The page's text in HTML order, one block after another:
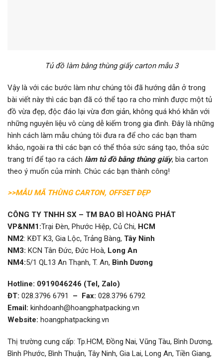
Tủ đồ làm bằng thùng giấy carton mẫu 3
Vậy là với các bước làm như chúng tôi đã hướng dẫn ở trong
bài viết này thì các bạn đã có thể tạo ra cho mình được một tủ
đồ vừa đẹp, độc đáo lại vừa đơn giản, không quá khó khăn với
những nguyên liệu vô cùng dễ kiếm trong gia đình. Đây là những
hình cách làm mẫu chúng tôi đưa ra để cho các bạn tham
khảo, ngoài ra thì các bạn có thể thỏa sức sáng tạo, thỏa sức
trang trí để tạo ra cách làm tủ đồ bằng thùng giấy, bìa carton
theo ý muốn của mình. Chúc các bạn thành công!
>>MẪU MÃ THÙNG CARTON, OFFSET ĐẸP
CÔNG TY TNHH SX – TM BAO BÌ HOÀNG PHÁT
VP&NM1:Trại Đèn, Phước Hiệp, Củ Chi, HCM
NM2: KĐT K3, Gia Lộc, Trảng Bàng, Tây Ninh
NM3: KCN Tân Đức, Đức Hoà, Long An
NM4:5/1 QL13 An Thạnh, T. An, Bình Dương
Hotline: 0919046246 (Tel, Zalo)
ĐT: 028.3796 6791 – Fax: 028.3796 6792
Email: kinhdoanh@hoangphatpacking.vn
Website: hoangphatpacking.vn
Thị trường cung cấp: Tp.HCM, Đồng Nai, Vũng Tàu, Bình Dương,
Bình Phước, Bình Thuận, Tây Ninh, Gia Lai, Long An, Tiền Giang,